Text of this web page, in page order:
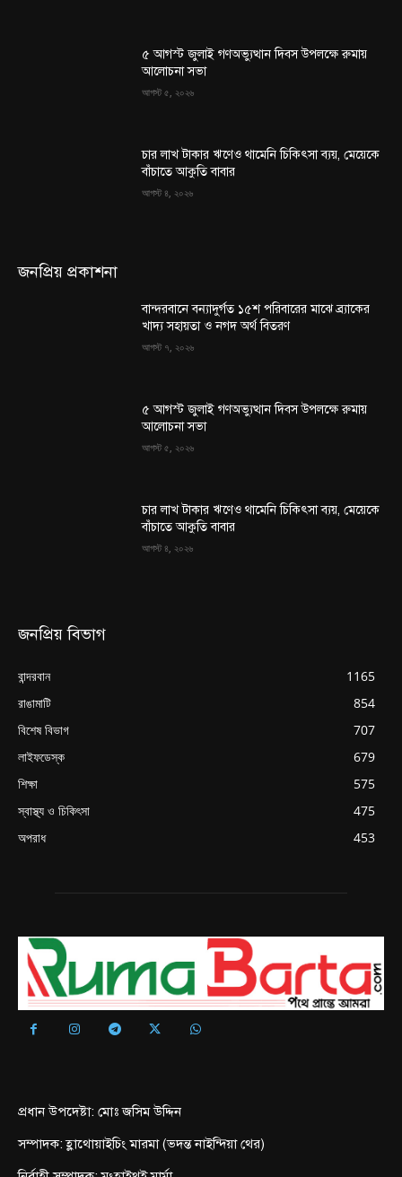
৫ আগস্ট জুলাই গণঅভ্যুত্থান দিবস উপলক্ষে রুমায়
আলোচনা সভা
আগস্ট ৫, ২০২৬
চার লাখ টাকার ঋণেও থামেনি চিকিৎসা ব্যয়, মেয়েকে
বাঁচাতে আকুতি বাবার
আগস্ট ৪, ২০২৬
জনপ্রিয় প্রকাশনা
বান্দরবানে বন্যাদুর্গত ১৫শ পরিবারের মাঝে ব্র্যাকের
খাদ্য সহায়তা ও নগদ অর্থ বিতরণ
আগস্ট ৭, ২০২৬
৫ আগস্ট জুলাই গণঅভ্যুত্থান দিবস উপলক্ষে রুমায়
আলোচনা সভা
আগস্ট ৫, ২০২৬
চার লাখ টাকার ঋণেও থামেনি চিকিৎসা ব্যয়, মেয়েকে
বাঁচাতে আকুতি বাবার
আগস্ট ৪, ২০২৬
জনপ্রিয় বিভাগ
বান্দরবান
1165
রাঙামাটি
854
বিশেষ বিভাগ
707
লাইফডেস্ক
679
শিক্ষা
575
স্বাস্থ্য ও চিকিৎসা
475
অপরাধ
453
প্রধান উপদেষ্টা: মোঃ জসিম উদ্দিন
সম্পাদক: হ্লাথোয়াইচিং মারমা (ভদন্ত নাইন্দিয়া থের)